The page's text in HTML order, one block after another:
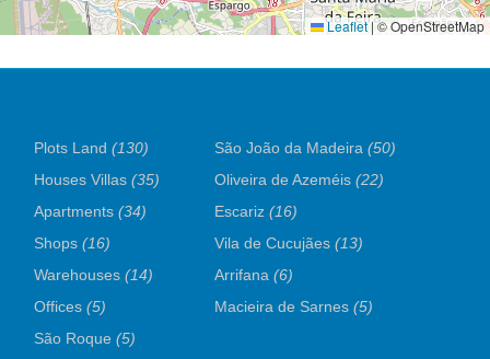
Leaflet |© OpenStreetMap
Plots Land(130)
Houses Villas(35)
Apartments(34)
Shops(16)
Warehouses(14)
Offices(5)
São João da Madeira(50)
Oliveira de Azeméis(22)
Escariz(16)
Vila de Cucujães(13)
Arrifana(6)
Macieira de Sarnes(5)
São Roque(5)